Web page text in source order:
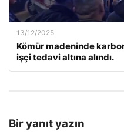
13/12/2025
Kömür madeninde
işçi tedavi altına alındı.
Bir yanıt yazın